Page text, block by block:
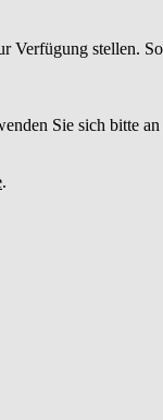
Verfügung stellen.
Sie sich bitte
.